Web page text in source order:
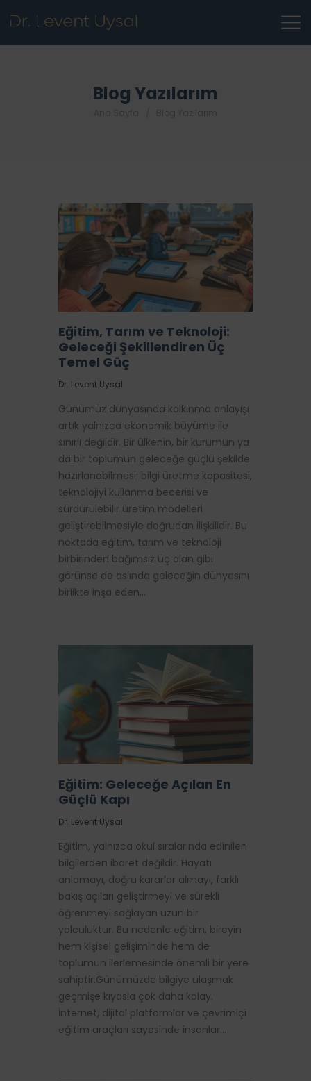
Blog Yazılarım
Eğitim, Tarım ve Teknoloji:
Geleceği Şekillendiren Üç
Temel Güç
Dr. Levent Uysal
Günümüz dünyasında kalkınma anlayışı
artık yalnızca ekonomik büyüme ile
sınırlı değildir. Bir ülkenin, bir kurumun ya
da bir toplumun geleceğe güçlü şekilde
hazırlanabilmesi; bilgi üretme kapasitesi,
teknolojiyi kullanma becerisi ve
sürdürülebilir üretim modelleri
geliştirebilmesiyle doğrudan ilişkilidir. Bu
noktada eğitim, tarım ve teknoloji
birbirinden bağımsız üç alan gibi
görünse de aslında geleceğin dünyasını
birlikte inşa eden…
Eğitim: Geleceğe Açılan En
Güçlü Kapı
Dr. Levent Uysal
Eğitim, yalnızca okul sıralarında edinilen
bilgilerden ibaret değildir. Hayatı
anlamayı, doğru kararlar almayı, farklı
bakış açıları geliştirmeyi ve sürekli
öğrenmeyi sağlayan uzun bir
yolculuktur. Bu nedenle eğitim, bireyin
hem kişisel gelişiminde hem de
toplumun ilerlemesinde önemli bir yere
sahiptir.Günümüzde bilgiye ulaşmak
geçmişe kıyasla çok daha kolay.
İnternet, dijital platformlar ve çevrimiçi
eğitim araçları sayesinde insanlar…